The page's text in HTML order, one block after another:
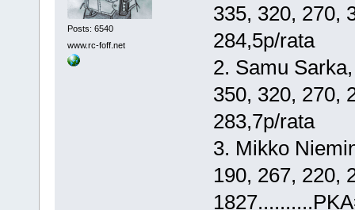
Posts: 6540
www.rc-foff.net
335, 320, 270,
284,5p/rata
2. Samu
350, 320, 270,
283,7p/rata
3. Mikko
190, 267, 220,